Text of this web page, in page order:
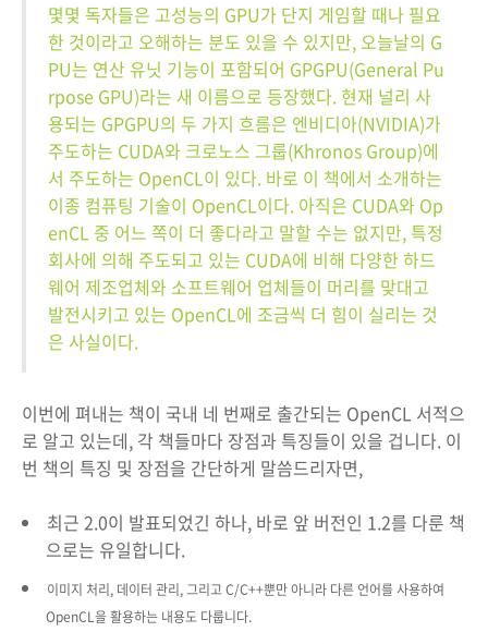
몇몇 독자들은 고성능의 GPU가 단지 게임할 때나 필요
한 것이라고 오해하는 분도 있을 수 있지만, 오늘날의 G
PU는 연산 유닛 기능이 포함되어 GPGPU(General Pu
rpose GPU)라는 새 이름으로 등장했다. 현재 널리 사
용되는 GPGPU의 두 가지 흐름은 엔비디아(NVIDIA)가
주도하는 CUDA와 크로노스 그룹(Khronos Group)에
서 주도하는 OpenCL이 있다. 바로 이 책에서 소개하는
이종 컴퓨팅 기술이 OpenCL이다. 아직은 CUDA와 Op
enCL 중 어느 쪽이 더 좋다라고 말할 수는 없지만, 특정
회사에 의해 주도되고 있는 CUDA에 비해 다양한 하드
웨어 제조업체와 소프트웨어 업체들이 머리를 맞대고
발전시키고 있는 OpenCL에 조금씩 더 힘이 실리는 것
은 사실이다.
이번에 펴내는 책이 국내 네 번째로 출간되는 OpenCL 서적으
로 알고 있는데, 각 책들마다 장점과 특징들이 있을 겁니다. 이
번 책의 특징 및 장점을 간단하게 말씀드리자면,
최근 2.0이 발표되었긴 하나, 바로 앞 버전인 1.2를 다룬 책
으로는 유일합니다.
이미지 처리, 데이터 관리, 그리고 C/C++뿐만 아니라 다른 언어를 사용하여
OpenCL을 활용하는 내용도 다룹니다.